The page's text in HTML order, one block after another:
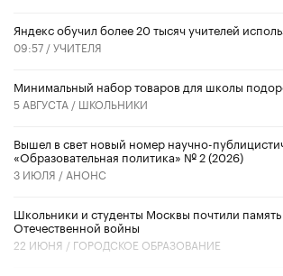
​Яндекс обучил более 20 тысяч учителей
09:57 /УЧИТЕЛЯ
Минимальный набор товаров для школы
5 АВГУСТА / ШКОЛЬНИКИ
Вышел в свет новый номер научно-
«Образовательная политика» № 2 (2026)
3 ИЮЛЯ / АНОНС
Школьники и студенты Москвы почтили
Отечественной войны
22 ИЮНЯ / ГОРОДСКОЕ ОБРАЗОВАНИЕ